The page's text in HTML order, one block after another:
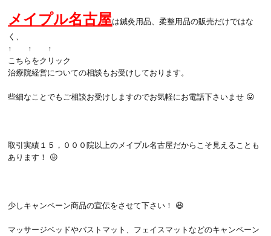
メイプル名古屋は鍼灸用品、柔整用品の販売だけではな
く、
↑ ↑ ↑
こちらをクリック
治療院経営についての相談もお受けしております。
些細なことでもご相談お受けしますのでお気軽にお電話下さいませ 😛
取引実績１５，０００院以上のメイプル名古屋だからこそ見えることも
あります！ 😛
少しキャンペーン商品の宣伝をさせて下さい！ 😆
マッサージベッドやバストマット、フェイスマットなどのキャンペーン